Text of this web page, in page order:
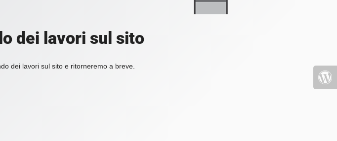
dei lavori sul sito
dei lavori sul sito e ritorneremo a breve.